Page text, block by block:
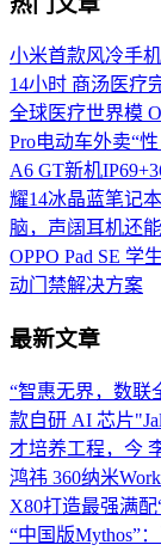
小米首款风冷手
14小时 商汤医疗
全球医疗世界模
Pro电动车外卖“性
A6 GT新机
耀14冰晶蓝笔记
脑，声阔耳机还
OPPO Pad SE 学
动门禁解决方案
最新文章
“智惠无界，数
款自研 AI 芯片
才培养工程，今
鸿祎 360纳米
X80打造最强满
“中国版Mythos”